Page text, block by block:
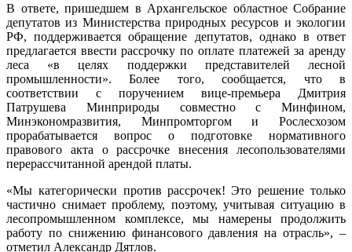
В ответе, пришедшем в Архангельское областное Собрание
депутатов из Министерства природных ресурсов и экологии
РФ, поддерживается обращение депутатов, однако в ответ
предлагается ввести рассрочку по оплате платежей за аренду
леса «в целях поддержки представителей лесной
промышленности». Более того, сообщается, что в
соответствии с поручением вице-премьера Дмитрия
Патрушева Минприроды совместно с Минфином,
Минэкономразвития, Минпромторгом и Рослесхозом
прорабатывается вопрос о подготовке нормативного
правового акта о рассрочке внесения лесопользователями
перерассчитанной арендой платы.
«Мы категорически против рассрочек! Это решение только
частично снимает проблему, поэтому, учитывая ситуацию в
лесопромышленном комплексе, мы намерены продолжить
работу по снижению финансового давления на отрасль», –
отметил Александр Дятлов.